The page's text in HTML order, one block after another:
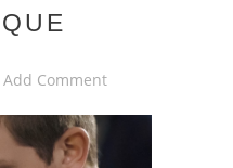
Add Comment